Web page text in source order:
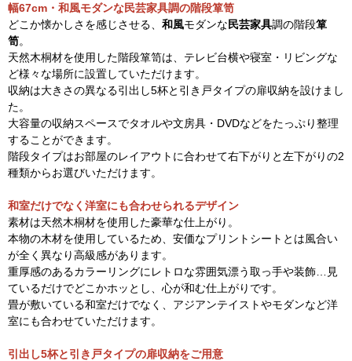
幅67cm・和風モダンな民芸家具調の階段箪笥
どこか懐かしさを感じさせる、 和風モダンな民芸家具調の階段箪
笥。
天然木桐材を使用した階段箪笥は、テレビ台横や寝室・リビングな
ど様々な場所に設置していただけます。
収納は大きさの異なる引出し5杯と引き戸タイプの扉収納を設けまし
た。
大容量の収納スペースでタオルや文房具・DVDなどをたっぷり整理
することができます。
階段タイプはお部屋のレイアウトに合わせて右下がりと左下がりの2
種類からお選びいただけます。
和室だけでなく洋室にも合わせられるデザイン
素材は天然木桐材を使用した豪華な仕上がり。
本物の木材を使用しているため、安価なプリントシートとは風合い
が全く異なり高級感があります。
重厚感のあるカラーリングにレトロな雰囲気漂う取っ手や装飾…見
ているだけでどこかホッとし、心が和む仕上がりです。
畳が敷いている和室だけでなく、アジアンテイストやモダンなど洋
室にも合わせていただけます。
引出し5杯と引き戸タイプの扉収納をご用意